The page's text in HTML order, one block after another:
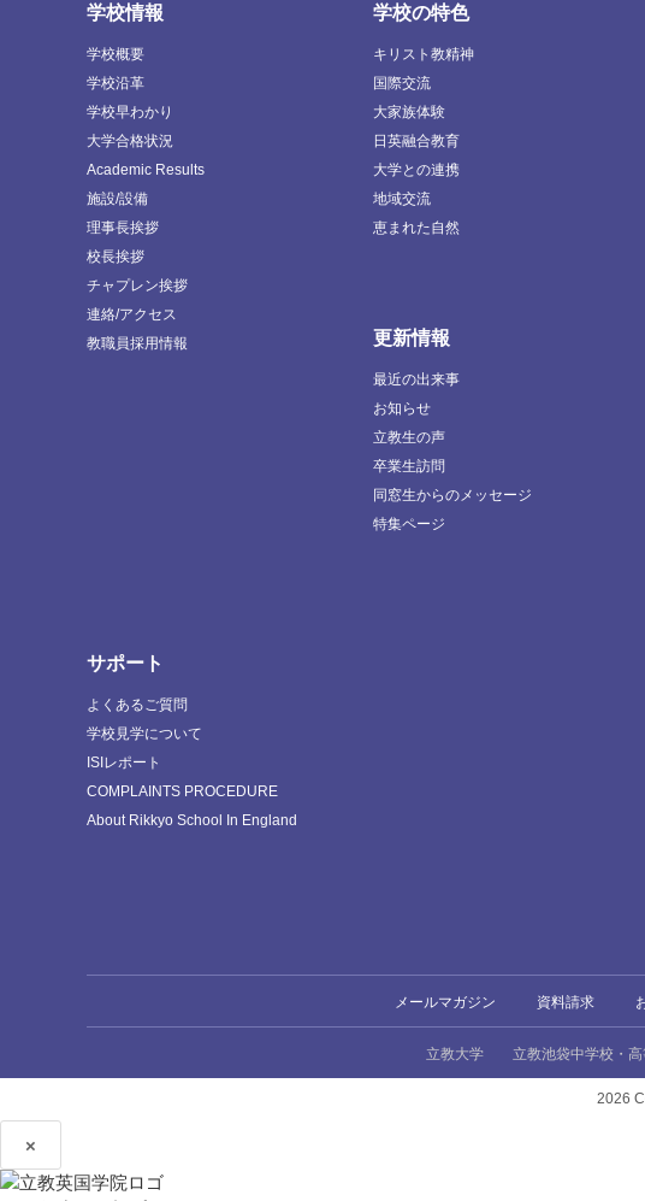
学校情報
学校概要
学校沿革
学校早わかり
大学合格状況
Academic Results
施設/設備
理事長挨拶
校長挨拶
チャプレン挨拶
連絡/アクセス
教職員採用情報
学校の特色
キリスト教精神
国際交流
大家族体験
日英融合教育
大学との連携
地域交流
恵まれた自然
更新情報
最近の出来事
お知らせ
立教生の声
卒業生訪問
同窓生からのメッセージ
特集ページ
サポート
よくあるご質問
学校見学について
ISIレポート
COMPLAINTS PROCEDURE
About Rikkyo School In England
メールマガジン 資料請求
立教大学 立教池袋中学校・
2026
×